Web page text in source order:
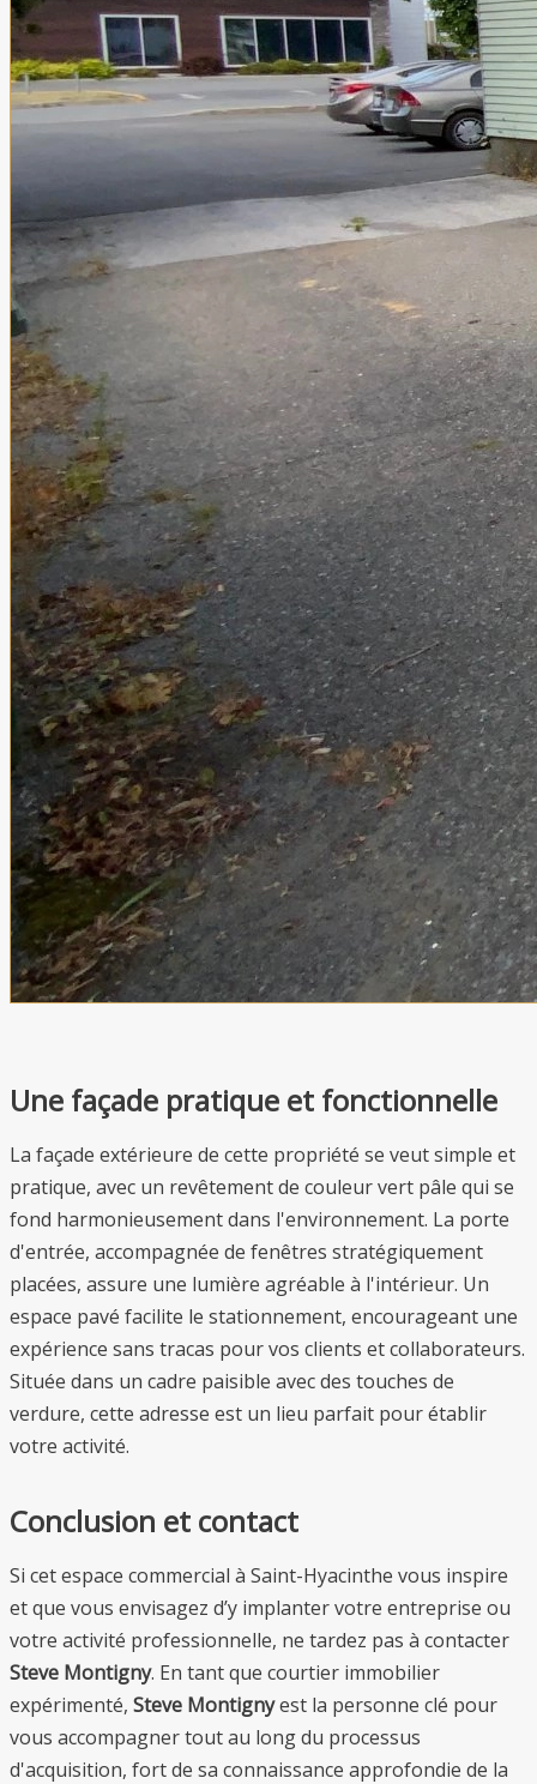
Une façade pratique et fonctionnelle
La façade extérieure de cette propriété se veut simple et
pratique, avec un revêtement de couleur vert pâle qui se
fond harmonieusement dans l'environnement. La porte
d'entrée, accompagnée de fenêtres stratégiquement
placées, assure une lumière agréable à l'intérieur. Un
espace pavé facilite le stationnement, encourageant une
expérience sans tracas pour vos clients et collaborateurs.
Située dans un cadre paisible avec des touches de
verdure, cette adresse est un lieu parfait pour établir
votre activité.
Conclusion et contact
Si cet espace commercial à Saint-Hyacinthe vous inspire
et que vous envisagez d’y implanter votre entreprise ou
votre activité professionnelle, ne tardez pas à contacter
Steve Montigny. En tant que courtier immobilier
expérimenté, Steve Montignyest la personne clé pour
vous accompagner tout au long du processus
d'acquisition, fort de sa connaissance approfondie de la